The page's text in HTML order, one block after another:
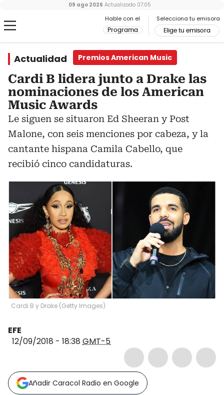
Hable con el
Programa
Selecciona tu emisora
Elige tu emisora
09 ago 2026 Actualizado 07:05
Actualidad Premios American Music
Cardi B lidera junto a Drake las
nominaciones de los American
Music Awards
Le siguen se situaron Ed Sheeran y Post
Malone, con seis menciones por cabeza, y la
cantante hispana Camila Cabello, que
recibió cinco candidaturas.
Cardi B y Drake (Getty Images)
EFE
12/09/2018 - 18:38 GMT-5
Añadir Caracol Radio en Google